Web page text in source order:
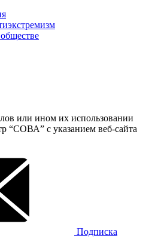
или ином их использовании
“СОВА” с указанием веб-сайта
Подписка